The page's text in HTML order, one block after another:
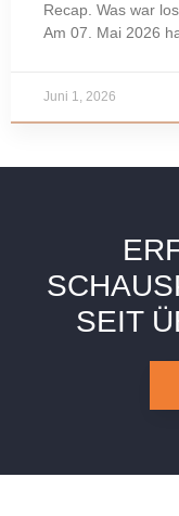
Recap. Was war
Am 07. Mai 2026
Juni 1, 2026
SEIT